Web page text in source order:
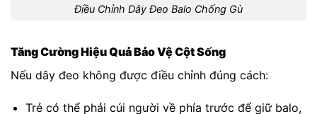
Điều Chỉnh Dây Đeo Balo Chống Gù
Tăng Cường Hiệu Quả Bảo Vệ Cột Sống
Nếu dây đeo không được điều chỉnh đúng cách:
Trẻ có thể phải cúi người về phía trước để giữ balo,